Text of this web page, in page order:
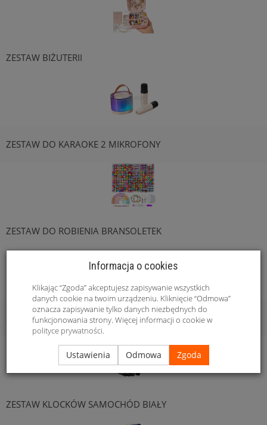
ZESTAW BIŻUTERII
ZESTAW DO KARAOKE 2 MIKROFONY
ZESTAW DO ROBIENIA BRANSOLETEK
ZESTAW DO ROBIENIA MAKIJAŻU
ZESTAW KLOCKÓW SAMOCHÓD BIAŁY
Informacja o cookies
Klikając “Zgoda” akceptujesz zapisywanie wszystkich
danych cookie na twoim urządzeniu. Kliknięcie “Odmowa”
oznacza zapisywanie tylko danych niezbędnych do
funkcjonowania strony. Więcej informacji o cookie w
polityce prywatności.
Ustawienia Odmowa Zgoda